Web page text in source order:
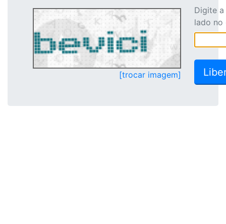
[trocar imagem]
Digite
lado no